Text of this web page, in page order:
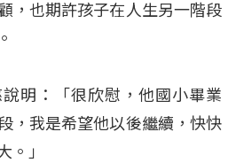
，也期許孩子在人生另一階段
明：「很欣慰，他國小畢業
，我是希望他以後繼續，快快
。」